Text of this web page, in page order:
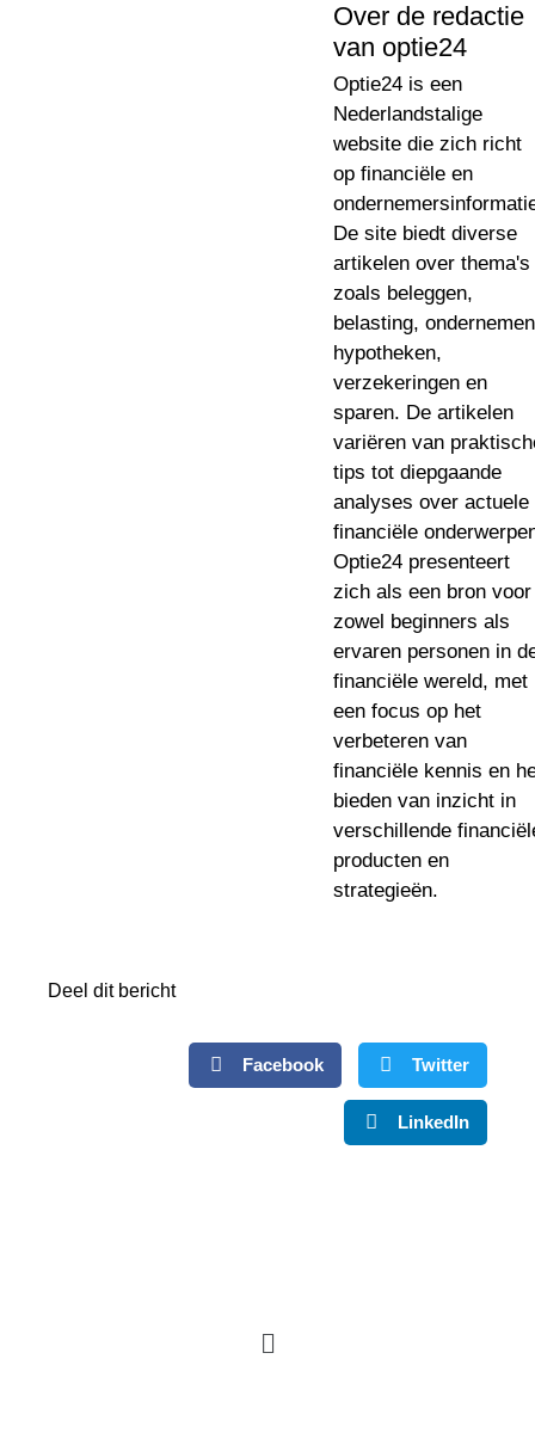
Over de redactie
van optie24
Optie24 is een
Nederlandstalige
website die zich richt
op financiële en
De site biedt diverse
artikelen over thema's
zoals beleggen,
belasting,
hypotheken,
verzekeringen en
sparen. De artikelen
variëren van
tips tot diepgaande
analyses over actuele
financiële
Optie24 presenteert
zich als een bron voor
zowel beginners als
ervaren personen in
financiële wereld, met
een focus op het
verbeteren van
financiële kennis en
bieden van inzicht in
verschillende
producten en
strategieën.
Deel dit bericht
Facebook Twitter
LinkedIn